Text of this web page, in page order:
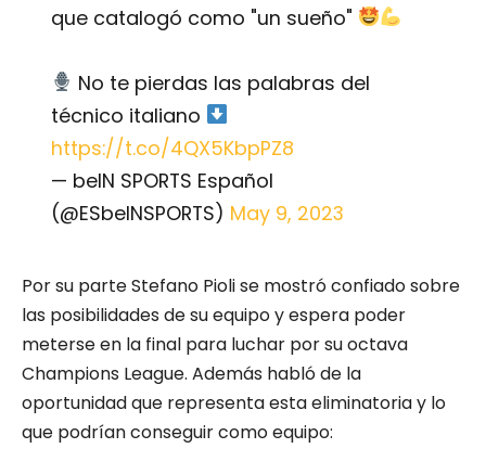
que catalogó como "un sueño"
No te pierdas las palabras del
técnico italiano
https://t.co/4QX5KbpPZ8
— beIN SPORTS Español
(@ESbeINSPORTS) May 9, 2023
Por su parte Stefano Pioli se mostró confiado sobre
las posibilidades de su equipo y espera poder
meterse en la final para luchar por su octava
Champions League. Además habló de la
oportunidad que representa esta eliminatoria y lo
que podrían conseguir como equipo: